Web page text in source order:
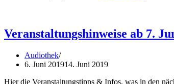
–
Freies
AJZ
Veranstaltungshinweise ab 7.
Audiothek
6. Juni 201914. Juni 2019
Hier die Veranstaltungstipps & Infos, was in den